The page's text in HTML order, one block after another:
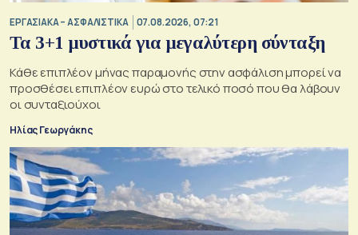
ΕΡΓΑΣΙΑΚΑ – ΑΣΦΑΛΙΣΤΙΚΑ 07.08.2026, 07:21
Τα 3+1 μυστικά για μεγαλύτερη σύνταξη
Κάθε επιπλέον μήνας παραμονής στην ασφάλιση μπορεί να
προσθέσει επιπλέον ευρώ στο τελικό ποσό που θα λάβουν
οι συνταξιούχοι
Ηλίας Γεωργάκης